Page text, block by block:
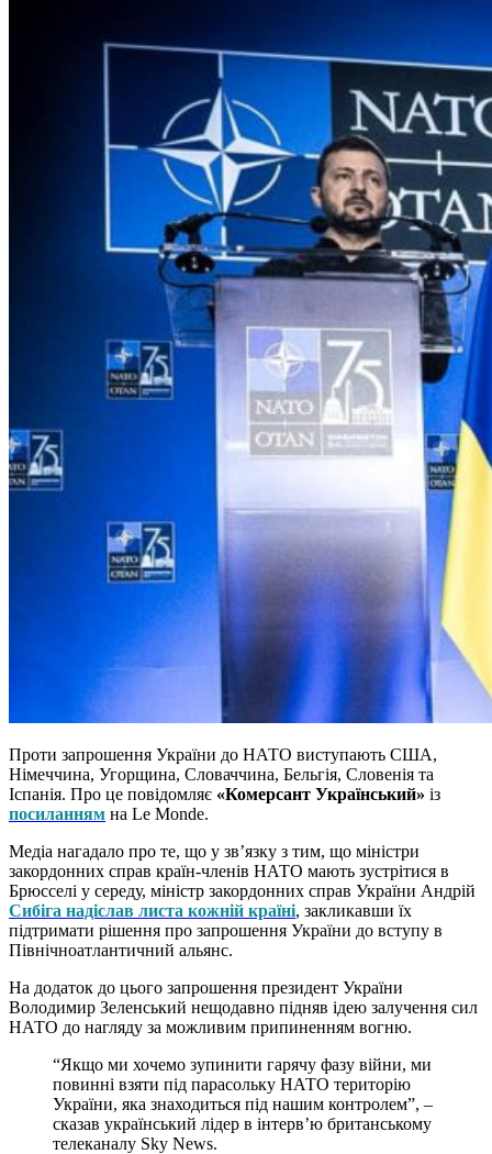
Проти запрошення України до НАТО виступають США,
Німеччина, Угорщина, Словаччина, Бельгія, Словенія та
Іспанія. Про це повідомляє «Комерсант Український» із
посиланням на Le Monde.
Медіа нагадало про те, що у зв’язку з тим, що міністри
закордонних справ країн-членів НАТО мають зустрітися в
Брюсселі у середу, міністр закордонних справ України Андрій
Сибіга надіслав листа кожній країні, закликавши їх
підтримати рішення про запрошення України до вступу в
Північноатлантичний альянс.
На додаток до цього запрошення президент України
Володимир Зеленський нещодавно підняв ідею залучення сил
НАТО до нагляду за можливим припиненням вогню.
“Якщо ми хочемо зупинити гарячу фазу війни, ми
повинні взяти під парасольку НАТО територію
України, яка знаходиться під нашим контролем”, –
сказав український лідер в інтерв’ю британському
телеканалу Sky News.